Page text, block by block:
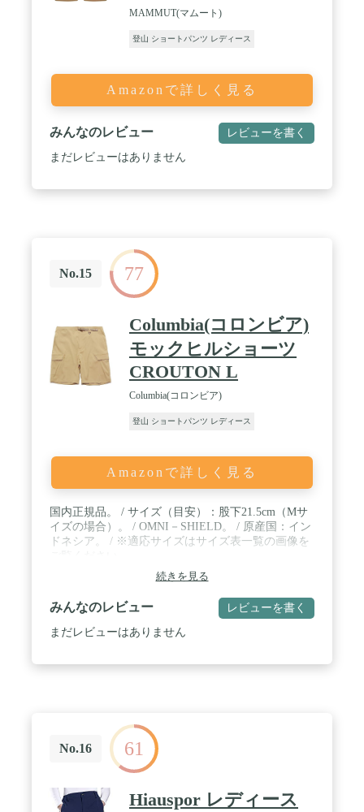
MAMMUT(マムート)
登山 ショートパンツ レディース
Amazonで詳しく見る
みんなのレビュー レビューを書く
まだレビューはありません
No.15 77
Columbia(コロンビア)
モックヒルショーツ
CROUTON L
Columbia(コロンビア)
登山 ショートパンツ レディース
Amazonで詳しく見る
国内正規品。 / サイズ（目安）：股下21.5cm（Mサ
イズの場合）。 / OMNI－SHIELD。 / 原産国：イン
ドネシア。 / ※適応サイズはサイズ表一覧の画像を
続きを見る
みんなのレビュー レビューを書く
まだレビューはありません
No.16 61
Hiauspor レディース